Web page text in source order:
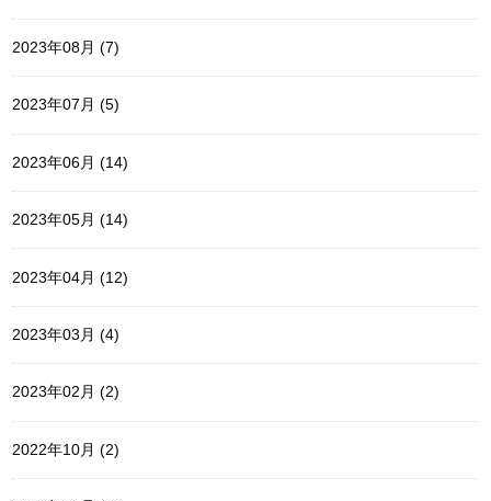
2023年08月 (7)
2023年07月 (5)
2023年06月 (14)
2023年05月 (14)
2023年04月 (12)
2023年03月 (4)
2023年02月 (2)
2022年10月 (2)